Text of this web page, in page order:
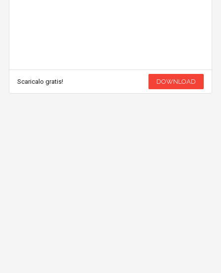
Scaricalo gratis! DOWNLOAD